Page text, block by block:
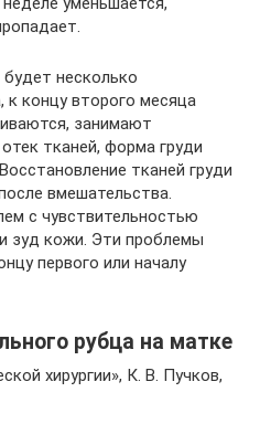
несколько
к концу второго месяца
занимают
тканей, форма груди
тканей груди
вмешательства.
с чувствительностью
зуд кожи. Эти проблемы
первого или началу
рубца на матке
хирургии», К. В. Пучков,